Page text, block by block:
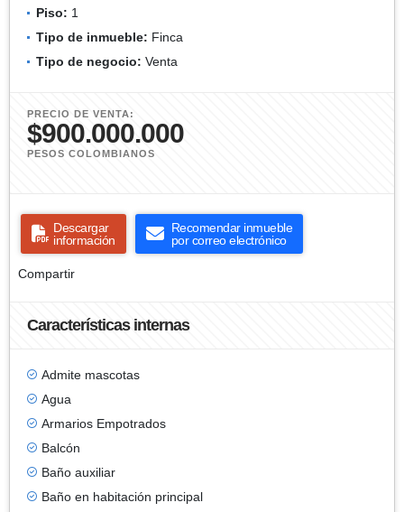
Piso: 1
Tipo de inmueble: Finca
Tipo de negocio: Venta
PRECIO DE VENTA:
$900.000.000
PESOS COLOMBIANOS
Descargar
información
Recomendar inmueble
por correo electrónico
Compartir
Características internas
Admite mascotas
Agua
Armarios Empotrados
Balcón
Baño auxiliar
Baño en habitación principal